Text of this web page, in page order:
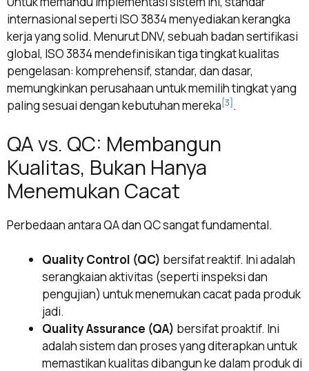
internasional seperti ISO 3834 menyediakan kerangka
kerja yang solid. Menurut DNV, sebuah badan sertifikasi
global, ISO 3834 mendefinisikan tiga tingkat kualitas
pengelasan: komprehensif, standar, dan dasar,
memungkinkan perusahaan untuk memilih tingkat yang
paling sesuai dengan kebutuhan mereka [3].
QA vs. QC: Membangun
Kualitas, Bukan Hanya
Menemukan Cacat
Perbedaan antara QA dan QC sangat fundamental.
Quality Control (QC) bersifat reaktif. Ini adalah
serangkaian aktivitas (seperti inspeksi dan
pengujian) untuk menemukan cacat pada produk
jadi.
Quality Assurance (QA) bersifat proaktif. Ini
adalah sistem dan proses yang diterapkan untuk
memastikan kualitas dibangun ke dalam produk di